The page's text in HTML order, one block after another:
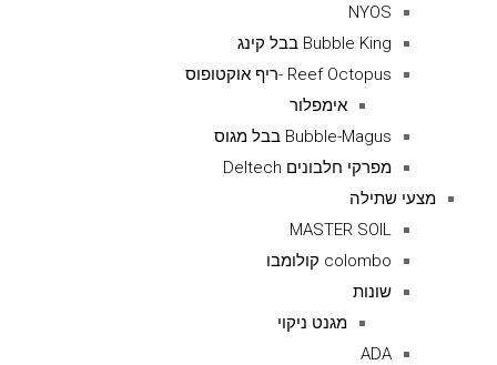
NYOS
Bubble King בבל קינג
Reef Octopus -ריף אוקטופוס
אימפלור
Bubble-Magus בבל מגוס
מפרקי חלבונים Deltech
מצעי שתילה
MASTER SOIL
colombo קולומבו
שונות
מגנט ניקוי
ADA